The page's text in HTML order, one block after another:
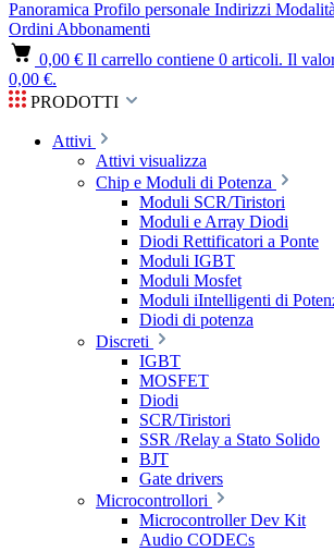
Panoramica Profilo personale Indirizzi
Ordini Abbonamenti
0,00 € Il carrello contiene 0 articoli. Il
0,00 €.
PRODOTTI
Attivi
Attivi visualizza
Chip e Moduli di Potenza
Moduli SCR/Tiristori
Moduli e Array Diodi
Diodi Rettificatori a Ponte
Moduli IGBT
Moduli Mosfet
Moduli iIntelligenti di
Diodi di potenza
Discreti
IGBT
MOSFET
Diodi
SCR/Tiristori
SSR /Relay a Stato Solido
BJT
Gate drivers
Microcontrollori
Microcontroller Dev Kit
Audio CODECs